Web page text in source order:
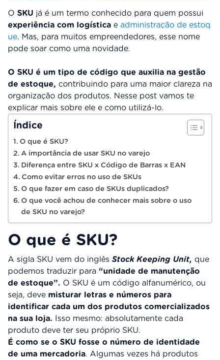
O SKU já é um termo conhecido para quem possui
experiência com logística e administração de estoq
ue. Mas, para muitos empreendedores, esse nome
pode soar como uma novidade.
O SKU é um tipo de código que auxilia na gestão
de estoque, contribuindo para uma maior clareza na
organização dos produtos. Nesse post vamos te
explicar mais sobre ele e como utilizá-lo.
Índice
O que é SKU?
A importância de usar SKU no varejo
Diferença entre SKU x Código de Barras x EAN
Como evitar erros no uso de SKUs
O que fazer em caso de SKUs duplicados?
O que você achou de conhecer mais sobre o uso
de SKU no varejo?
O que é SKU?
A sigla SKU vem do inglês Stock Keeping Unit, que
podemos traduzir para “unidade de manutenção
de estoque”. O SKU é um código alfanumérico, ou
seja, deve misturar letras e números para
identificar cada um dos produtos comercializados
na sua loja.
Isso mesmo: absolutamente cada
produto deve ter seu próprio SKU.
É como se o SKU fosse o número de identidade
de uma mercadoria. Algumas vezes há produtos